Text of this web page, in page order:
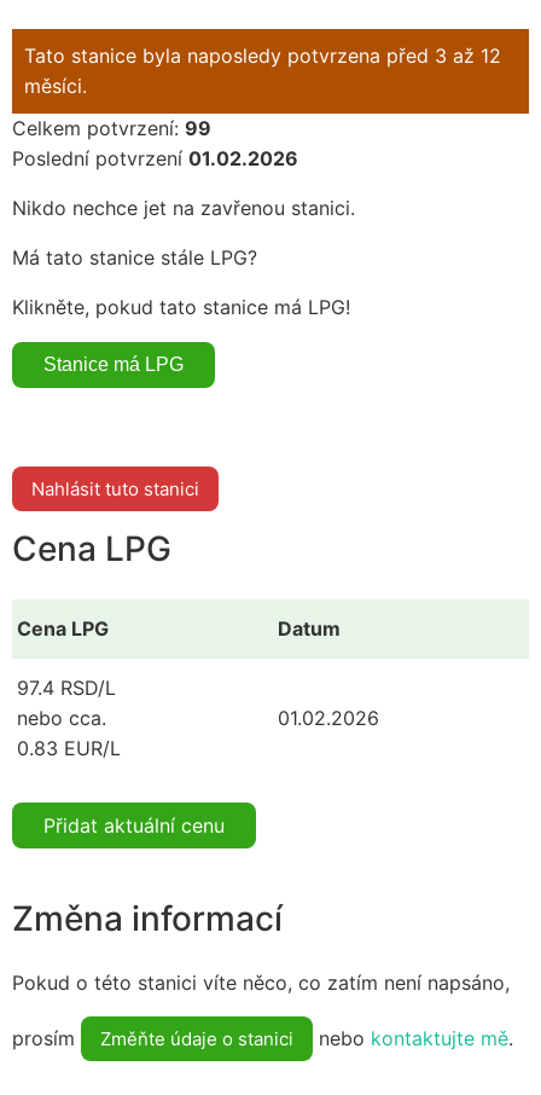
Tato stanice byla naposledy potvrzena před 3 až 12
měsíci.
Celkem potvrzení: 99
Poslední potvrzení 01.02.2026
Nikdo nechce jet na zavřenou stanici.
Má tato stanice stále LPG?
Klikněte, pokud tato stanice má LPG!
Nahlásit tuto stanici
Cena LPG
Cena LPG Datum
97.4 RSD/L
nebo cca.
0.83 EUR/L
01.02.2026
Přidat aktuální cenu
Změna informací
Pokud o této stanici víte něco, co zatím není napsáno,
prosím Změňte údaje o stanici nebo kontaktujte mě.